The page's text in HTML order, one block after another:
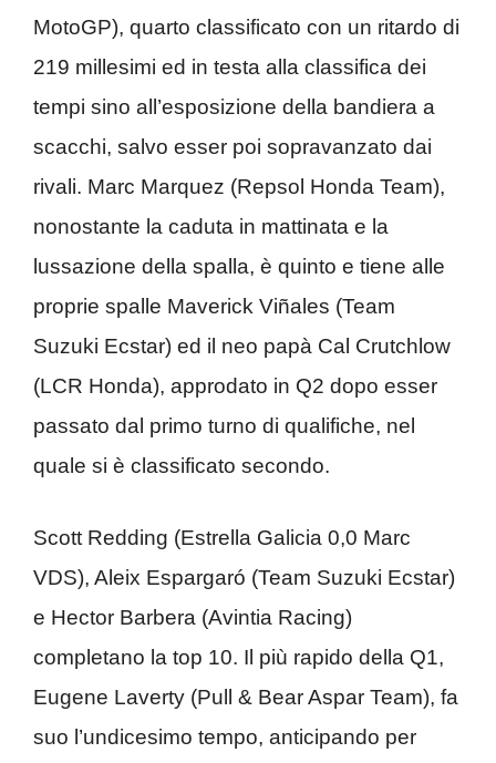
MotoGP), quarto classificato con un ritardo di
219 millesimi ed in testa alla classifica dei
tempi sino all’esposizione della bandiera a
scacchi, salvo esser poi sopravanzato dai
rivali. Marc Marquez (Repsol Honda Team),
nonostante la caduta in mattinata e la
lussazione della spalla, è quinto e tiene alle
proprie spalle Maverick Viñales (Team
Suzuki Ecstar) ed il neo papà Cal Crutchlow
(LCR Honda), approdato in Q2 dopo esser
passato dal primo turno di qualifiche, nel
quale si è classificato secondo.
Scott Redding (Estrella Galicia 0,0 Marc
VDS), Aleix Espargaró (Team Suzuki Ecstar)
e Hector Barbera (Avintia Racing)
completano la top 10. Il più rapido della Q1,
Eugene Laverty (Pull & Bear Aspar Team), fa
suo l’undicesimo tempo, anticipando per